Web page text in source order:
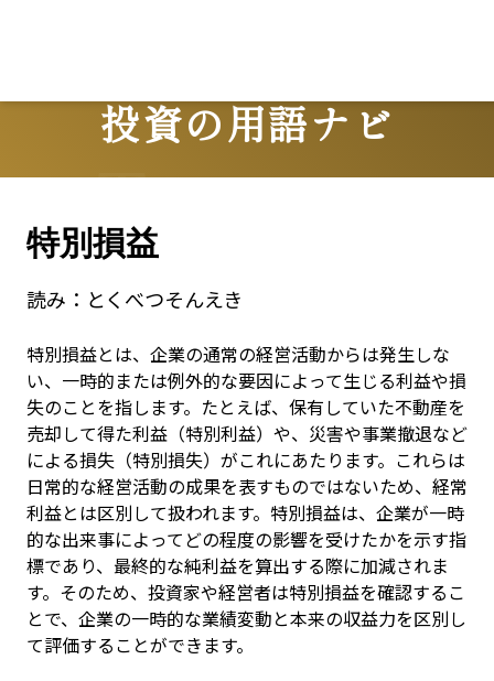
投資の用語ナビ
Terms
特別損益
読み： とくべつそんえき
特別損益とは、企業の通常の経営活動からは発生しな
い、一時的または例外的な要因によって生じる利益や損
失のことを指します。たとえば、保有していた不動産を
売却して得た利益（特別利益）や、災害や事業撤退など
による損失（特別損失）がこれにあたります。これらは
日常的な経営活動の成果を表すものではないため、経常
利益とは区別して扱われます。特別損益は、企業が一時
的な出来事によってどの程度の影響を受けたかを示す指
標であり、最終的な純利益を算出する際に加減されま
す。そのため、投資家や経営者は特別損益を確認するこ
とで、企業の一時的な業績変動と本来の収益力を区別し
て評価することができます。